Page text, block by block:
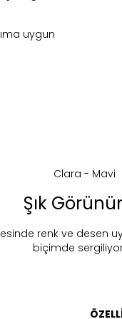
uygun
Şık
renk ve desen
biçimde